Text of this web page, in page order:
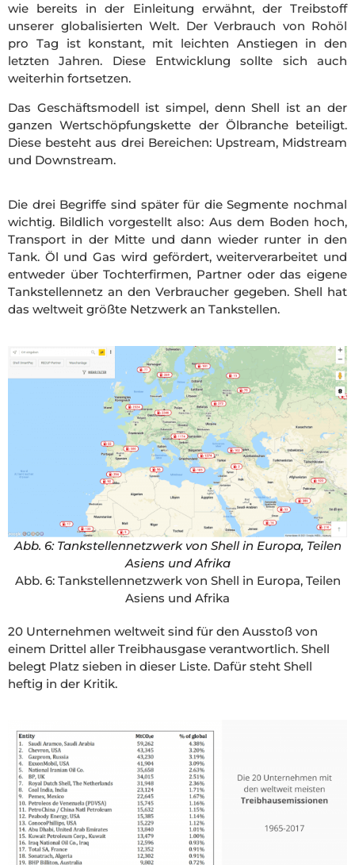
wie bereits in der Einleitung erwähnt, der Treibstoff
unserer globalisierten Welt. Der Verbrauch von Rohöl
pro Tag ist konstant, mit leichten Anstiegen in den
letzten Jahren. Diese Entwicklung sollte sich auch
weiterhin fortsetzen.
Das Geschäftsmodell ist simpel, denn Shell ist an der
ganzen Wertschöpfungskette der Ölbranche beteiligt.
Diese besteht aus drei Bereichen: Upstream, Midstream
und Downstream.
Die drei Begriffe sind später für die Segmente nochmal
wichtig. Bildlich vorgestellt also: Aus dem Boden hoch,
Transport in der Mitte und dann wieder runter in den
Tank. Öl und Gas wird gefördert, weiterverarbeitet und
entweder über Tochterfirmen, Partner oder das eigene
Tankstellennetz an den Verbraucher gegeben. Shell hat
das weltweit größte Netzwerk an Tankstellen.
Abb. 6: Tankstellennetzwerk von Shell in Europa, Teilen
Asiens und Afrika
Abb. 6: Tankstellennetzwerk von Shell in Europa, Teilen
Asiens und Afrika
20 Unternehmen weltweit sind für den Ausstoß von
einem Drittel aller Treibhausgase verantwortlich. Shell
belegt Platz sieben in dieser Liste. Dafür steht Shell
heftig in der Kritik.